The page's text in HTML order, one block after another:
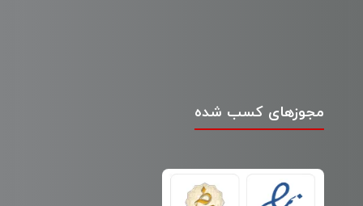
مجوزهای کسب شده